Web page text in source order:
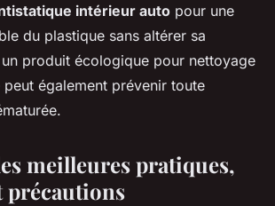
intérieur auto pour une
du plastique sans altérer sa
produit écologique pour nettoyage
également prévenir toute
meilleures pratiques,
précautions